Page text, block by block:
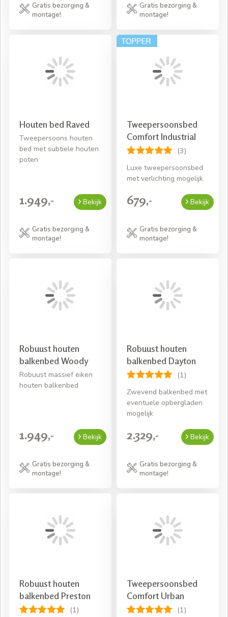
Gratis bezorging &
montage!
Gratis bezorging &
montage!
Houten bed Raved
Tweepersoons houten
bed met subtiele houten
poten
1.949,- Bekijk
Gratis bezorging &
montage!
Tweepersoonsbed
Comfort Industrial
(3)
Luxe tweepersoonsbed
met verlichting mogelijk
679,- Bekijk
Gratis bezorging &
montage!
Robuust houten
balkenbed Woody
Robuust massief eiken
houten balkenbed
1.949,- Bekijk
Gratis bezorging &
montage!
Robuust houten
balkenbed Dayton
(1)
Zwevend balkenbed met
eventuele opbergladen
mogelijk
2.329,- Bekijk
Gratis bezorging &
montage!
Robuust houten
balkenbed Preston
(1)
Tweepersoonsbed
Comfort Urban
(1)